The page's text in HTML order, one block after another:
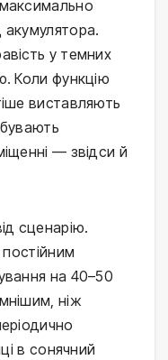
у темних
Коли функцію
виставляють
— звідси й
сценарію.
на 40–50
ніж
в сонячний